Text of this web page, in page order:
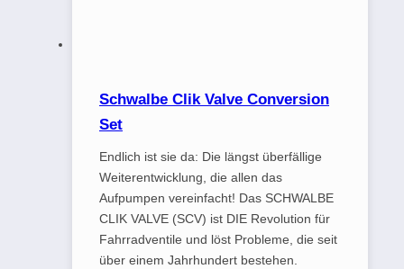
Schwalbe Clik Valve Conversion
Set
Endlich ist sie da: Die längst überfällige
Weiterentwicklung, die allen das
Aufpumpen vereinfacht! Das SCHWALBE
CLIK VALVE (SCV) ist DIE Revolution für
Fahrradventile und löst Probleme, die seit
über einem Jahrhundert bestehen.